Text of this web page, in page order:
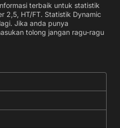
terbaik untuk statistik
2,5, HT/FT. Statistik Dynamic
Jika anda punya
tolong jangan ragu-ragu